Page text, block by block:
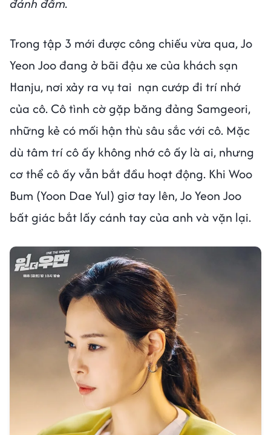
Trong tập 3 mới được công chiếu vừa qua, Jo
Yeon Joo đang ở bãi đậu xe của khách sạn
Hanju, nơi xảy ra vụ tai nạn cướp đi trí nhớ
của cô. Cô tình cờ gặp băng đảng Samgeori,
những kẻ có mối hận thù sâu sắc với cô. Mặc
dù tâm trí cô ấy không nhớ cô ấy là ai, nhưng
cơ thể cô ấy vẫn bắt đầu hoạt động. Khi Woo
Bum (Yoon Dae Yul) giơ tay lên, Jo Yeon Joo
bất giác bắt lấy cánh tay của anh và vặn lại.